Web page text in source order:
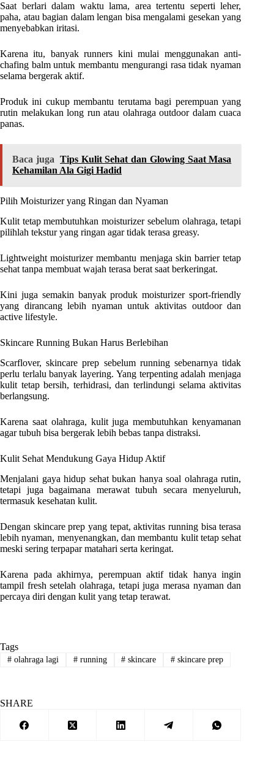
Saat berlari dalam waktu lama, area tertentu seperti leher,
paha, atau bagian dalam lengan bisa mengalami gesekan yang
menyebabkan iritasi.
Karena itu, banyak runners kini mulai menggunakan anti-
chafing balm untuk membantu mengurangi rasa tidak nyaman
selama bergerak aktif.
Produk ini cukup membantu terutama bagi perempuan yang
rutin melakukan long run atau olahraga outdoor dalam cuaca
panas.
Baca juga Tips Kulit Sehat dan Glowing Saat Masa
Kehamilan Ala Gigi Hadid
Pilih Moisturizer yang Ringan dan Nyaman
Kulit tetap membutuhkan moisturizer sebelum olahraga, tetapi
pilihlah tekstur yang ringan agar tidak terasa greasy.
Lightweight moisturizer membantu menjaga skin barrier tetap
sehat tanpa membuat wajah terasa berat saat berkeringat.
Kini juga semakin banyak produk moisturizer sport-friendly
yang dirancang lebih nyaman untuk aktivitas outdoor dan
active lifestyle.
Skincare Running Bukan Harus Berlebihan
Scarflover, skincare prep sebelum running sebenarnya tidak
perlu terlalu banyak layering. Yang terpenting adalah menjaga
kulit tetap bersih, terhidrasi, dan terlindungi selama aktivitas
berlangsung.
Karena saat olahraga, kulit juga membutuhkan kenyamanan
agar tubuh bisa bergerak lebih bebas tanpa distraksi.
Kulit Sehat Mendukung Gaya Hidup Aktif
Menjalani gaya hidup sehat bukan hanya soal olahraga rutin,
tetapi juga bagaimana merawat tubuh secara menyeluruh,
termasuk kesehatan kulit.
Dengan skincare prep yang tepat, aktivitas running bisa terasa
lebih nyaman, menyenangkan, dan membantu kulit tetap sehat
meski sering terpapar matahari serta keringat.
Karena pada akhirnya, perempuan aktif tidak hanya ingin
tampil fresh setelah olahraga, tetapi juga merasa nyaman dan
percaya diri dengan kulit yang tetap terawat.
Tags
#olahraga lagi #running # skincare # skincare prep
SHARE